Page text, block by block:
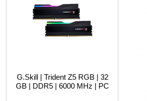
G.Skill | Trident Z5 RGB | 32
GB | DDR5 | 6000 MHz | PC